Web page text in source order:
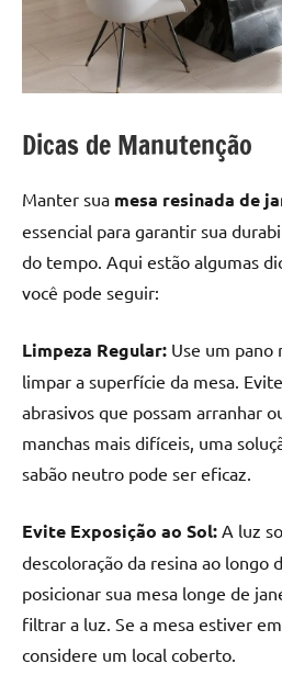
Dicas de Manutenção
Manter sua mesa resinada de
essencial para garantir sua
do tempo. Aqui estão algumas
você pode seguir:
Limpeza Regular: Use um pano
limpar a superfície da mesa.
abrasivos que possam arranhar
manchas mais difíceis, uma
sabão neutro pode ser eficaz.
Evite Exposição ao Sol: A luz
descoloração da resina ao longo
posicionar sua mesa longe de
filtrar a luz. Se a mesa estiver
considere um local coberto.